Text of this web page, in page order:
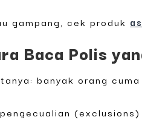
gampang, cek produk
Baca Polis
banyak orang